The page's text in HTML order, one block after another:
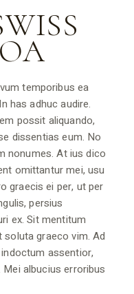
temporibus ea
has adhuc audire.
possit aliquando,
dissentias eum. No
nonumes. At ius dico
omittantur mei, usu
graecis ei per, ut per
persius
ex. Sit mentitum
graeco vim. Ad
assentior,
albucius erroribus